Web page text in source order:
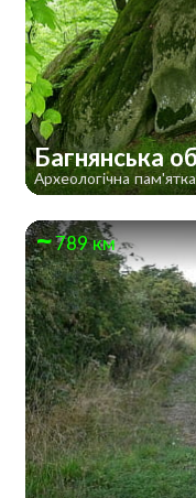
Багнянська
Археологічна пам'ятка
789 км